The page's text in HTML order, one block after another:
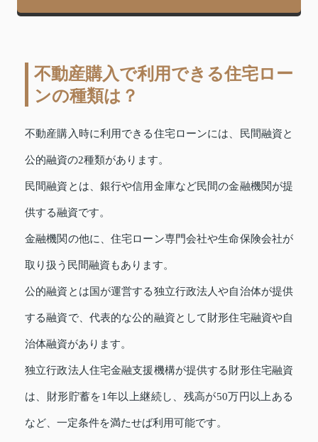
不動産購入で利用できる住宅ロー
ンの種類は？
不動産購入時に利用できる住宅ローンには、民間融資と
公的融資の2種類があります。
民間融資とは、銀行や信用金庫など民間の金融機関が提
供する融資です。
金融機関の他に、住宅ローン専門会社や生命保険会社が
取り扱う民間融資もあります。
公的融資とは国が運営する独立行政法人や自治体が提供
する融資で、代表的な公的融資として財形住宅融資や自
治体融資があります。
独立行政法人住宅金融支援機構が提供する財形住宅融資
は、財形貯蓄を1年以上継続し、残高が50万円以上ある
など、一定条件を満たせば利用可能です。